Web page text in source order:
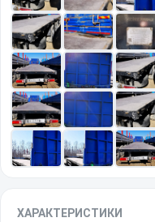
ХАРАКТЕРИСТИКИ